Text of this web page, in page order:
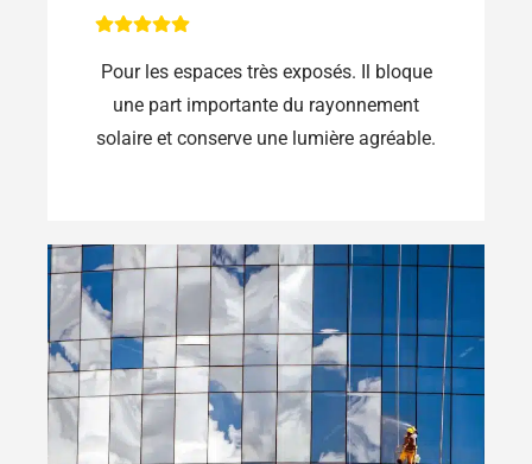
Pour les espaces très exposés. Il bloque
une part importante du rayonnement
solaire et conserve une lumière agréable.